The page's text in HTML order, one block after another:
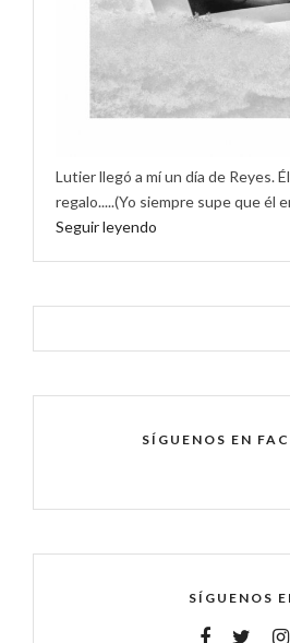
Lutier llegó a mí un día de Reyes.
regalo.....(Yo siempre supe que él
Seguir leyendo
SÍGUENOS EN
SÍGUENOS